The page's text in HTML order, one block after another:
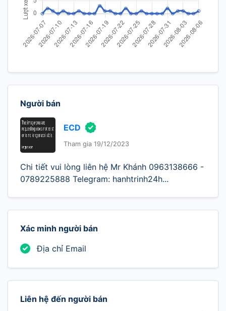
Người bán
ECD
Tham gia 19/12/2023
Chi tiết vui lòng liên hệ Mr Khánh 0963138666 -
0789225888 Telegram: hanhtrinh24h...
Xác minh người bán
Địa chỉ Email
Liên hệ đến người bán